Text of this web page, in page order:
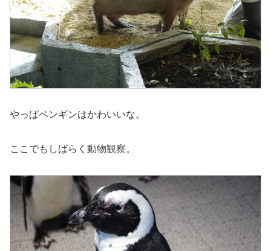
やっぱペンギンはかわいいな。
ここでもしばらく動物観察。